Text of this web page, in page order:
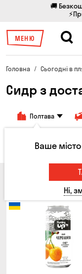
🚚
МЕНЮ
Головна Сьогодні в
Сидр з
Полтава
Всі товари
Ваше
Ні,